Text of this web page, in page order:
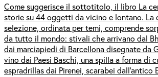
Come suggerisce il sottotitolo, il libro La
storie su 44 oggetti da vicino e lontano. La
selezione, ordinata per temi, comprende
da tutto il mondo: stivali che arrivano dal
dai marciapiedi di Barcellona disegnate da
vino dai Paesi Baschi, una spilla a forma di
espradrillas dai Pirenei, scarabei